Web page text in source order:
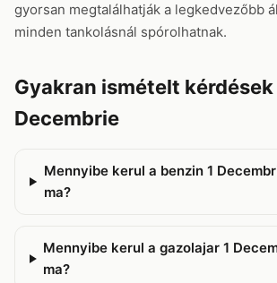
gyorsan megtalálhatják a legkedvezőbb
minden tankolásnál spórolhatnak.
Gyakran ismételt
Decembrie
Mennyibe kerul a benzin 1
ma?
Mennyibe kerul a gazolajar 1
ma?